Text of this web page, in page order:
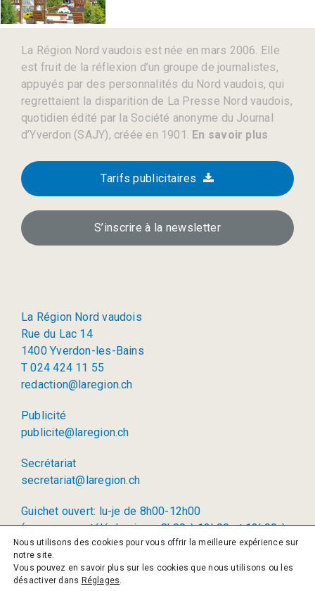
La Région Nord vaudois est née en mars 2006. Elle
est fruit de la réflexion d’un groupe de journalistes,
appuyés par des personnalités du Nord vaudois, qui
regrettaient la disparition de La Presse Nord vaudois,
quotidien édité par la Société anonyme du Journal
d’Yverdon (SAJY), créée en 1901. En savoir plus
Tarifs publicitaires
S’inscrire à la newsletter
La Région Nord vaudois
Rue du Lac 14
1400 Yverdon-les-Bains
T 024 424 11 55
redaction@laregion.ch
Publicité
publicite@laregion.ch
Secrétariat
secretariat@laregion.ch
Guichet ouvert: lu-je de 8h00-12h00
(permanence téléphonique: 8h00 à 12h00 et 13h00 à
17h00)
© 2026 La Région SA
Nous utilisons des cookies pour vous offrir la meilleure expérience sur
notre site.
Vous pouvez en savoir plus sur les cookies que nous utilisons ou les
désactiver dans Réglages.